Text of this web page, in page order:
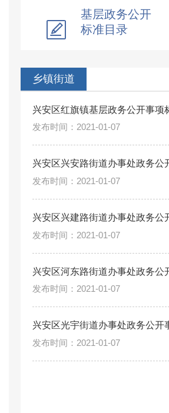
基层政务公开
标准目录
乡镇街道
兴安区红旗镇基层政务公开事项
2021-01-07
兴安区兴安路街道办事处政务公
2021-01-07
兴安区兴建路街道办事处政务公
2021-01-07
兴安区河东路街道办事处政务公
2021-01-07
兴安区光宇街道办事处政务公开
2021-01-07